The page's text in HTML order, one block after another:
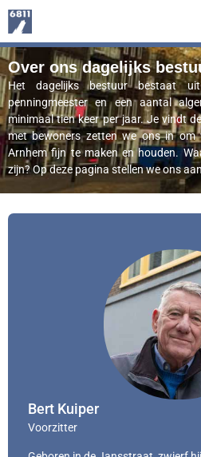
Over ons dagelijks
Het dagelijks bestuur bestaat
penningmeester en een aantal
minimaal tien keer per jaar. Je vindt
met bewoners zetten we ons in om
Arnhem fijn te maken en houden.
zijn? Op deze pagina stellen we ons
Bert Kuiper
Voorzitter